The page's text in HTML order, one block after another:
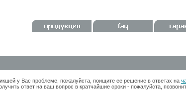
у Вас проблеме, пожалуйста, поищите ее решение в ответах на
ответ на ваш вопрос в кратчайшие сроки - пожалуйста,